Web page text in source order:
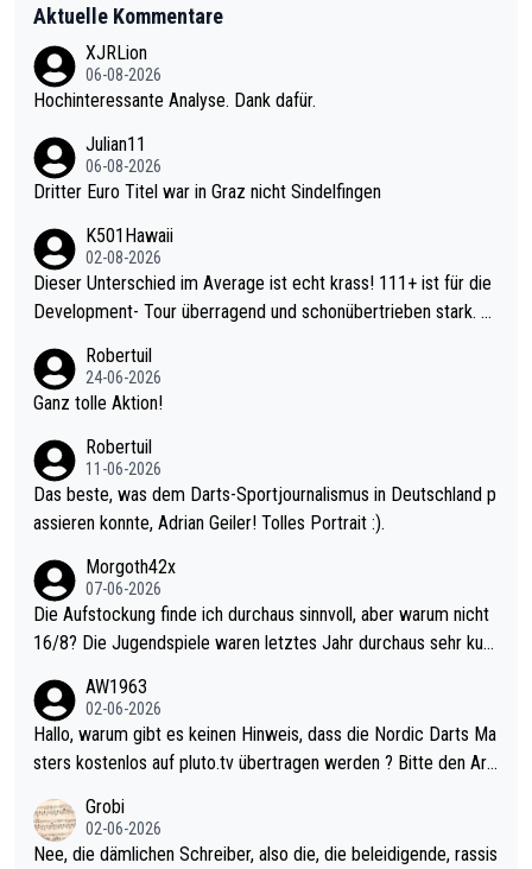
Aktuelle Kommentare
XJRLion
06-08-2026
Hochinteressante Analyse. Dank dafür.
Julian11
06-08-2026
Dritter Euro Titel war in Graz nicht Sindelfingen
K501Hawaii
02-08-2026
Dieser Unterschied im Average ist echt krass! 111+ ist für die
Development- Tour überragend und schonübertrieben stark. U
mal 40+ erst recht. Da gewinnst keinen Blumentopf - ist ja noc
h krasser wie ein Pokalspiel eines Kreisligisten vs einem Bund
Robertuil
24-06-2026
Ganz tolle Aktion!
Robertuil
11-06-2026
Das beste, was dem Darts-Sportjournalismus in Deutschland p
assieren konnte, Adrian Geiler! Tolles Portrait :).
Morgoth42x
07-06-2026
Die Aufstockung finde ich durchaus sinnvoll, aber warum nicht
16/8? Die Jugendspiele waren letztes Jahr durchaus sehr kurz
Allerdings ist Mitchell Lawrie als Nummer 1 der Welt eh qualifi
ziert. Somit ändert die automatische Qualifikation des Weltmei
sters erstmal nichts. Ich denke sie wollen damit für nächstes J
ohl wenig WDF Turniere spielen. Dies war bei Archie Self letzt
es Jahr der Fall. Er musste als amtierender Weltmeister durch
AW1963
02-06-2026
Hallo, warum gibt es keinen Hinweis, dass die Nordic Darts Ma
sters kostenlos auf pluto.tv übertragen werden ? Bitte den Arti
Grobi
02-06-2026
Nee, die dämlichen Schreiber, also die, die beleidigende, rassis